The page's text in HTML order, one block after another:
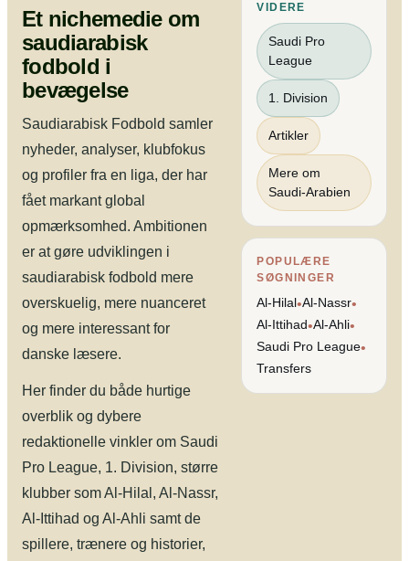
Et nichemedie om
saudiarabisk
fodbold i
bevægelse
Saudiarabisk Fodbold samler
nyheder, analyser, klubfokus
og profiler fra en liga, der har
fået markant global
opmærksomhed. Ambitionen
er at gøre udviklingen i
saudiarabisk fodbold mere
overskuelig, mere nuanceret
og mere interessant for
danske læsere.
Her finder du både hurtige
overblik og dybere
redaktionelle vinkler om Saudi
Pro League, 1. Division, større
klubber som Al-Hilal, Al-Nassr,
Al-Ittihad og Al-Ahli samt de
spillere, trænere og historier,
VIDERE
Saudi Pro
League
1. Division
Artikler
Mere om
Saudi-Arabien
POPULÆRE
SØGNINGER
Al-Hilal•Al-Nassr•
Al-Ittihad•Al-Ahli•
Saudi Pro League•
Transfers